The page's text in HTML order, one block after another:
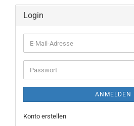
Login
E-
Mail-
Adresse
Passwort
ANMELDEN
Konto erstellen